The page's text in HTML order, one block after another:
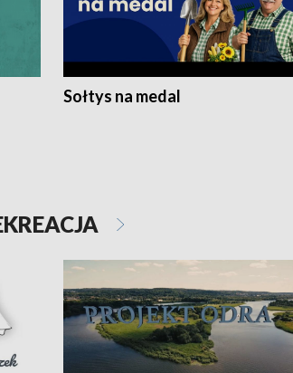
Sołtys na medal